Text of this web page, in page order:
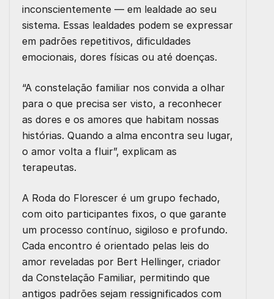
inconscientemente — em lealdade ao seu
sistema. Essas lealdades podem se expressar
em padrões repetitivos, dificuldades
emocionais, dores físicas ou até doenças.
“A constelação familiar nos convida a olhar
para o que precisa ser visto, a reconhecer
as dores e os amores que habitam nossas
histórias. Quando a alma encontra seu lugar,
o amor volta a fluir”, explicam as
terapeutas.
A Roda do Florescer é um grupo fechado,
com oito participantes fixos, o que garante
um processo contínuo, sigiloso e profundo.
Cada encontro é orientado pelas leis do
amor reveladas por Bert Hellinger, criador
da Constelação Familiar, permitindo que
antigos padrões sejam ressignificados com